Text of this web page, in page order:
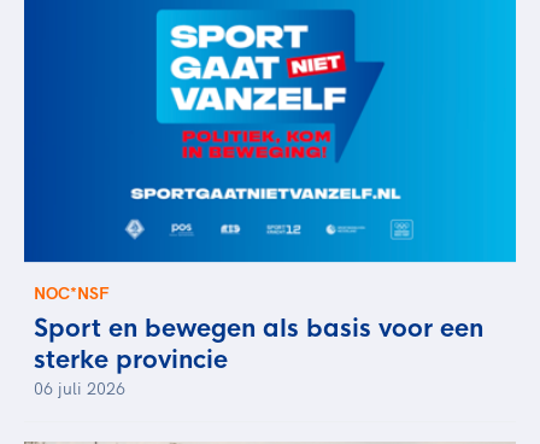
NOC*NSF
Sport en bewegen als basis voor een
sterke provincie
06 juli 2026